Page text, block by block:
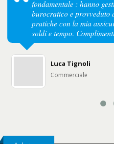
fondamentale : hanno
burocratico e provveduto
pratiche con la mia
soldi e tempo.
Luca Tignoli
Commerciale